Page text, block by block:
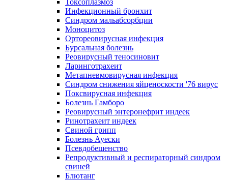
Токсоплазмоз
Инфекционный бронхит
Синдром мальабсорбции
Моноцитоз
Ортореовирусная инфекция
Бурсальная болезнь
Реовирусный теносиновит
Ларинготрахеит
Метапневмовирусная инфекция
Синдром снижения яйценоскости '76 вирус
Поксвирусная инфекция
Болезнь Гамборо
Реовирусный энтеронефрит индеек
Ринотрахеит индеек
Свиной грипп
Болезнь Ауески
Псевдобешенство
Репродуктивный и респираторный синдром
свиней
Блютанг